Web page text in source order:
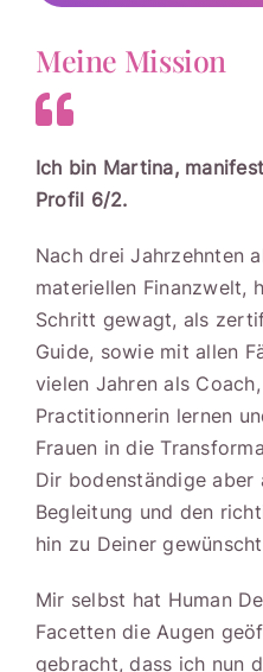
Meine Mission
Ich bin Martina,
Profil 6/2.
Nach drei Jahrzehnten
materiellen Finanzwelt,
Schritt gewagt, als
Guide, sowie mit allen
vielen Jahren als
Practitionnerin lernen
Frauen in die
Dir bodenständige aber
Begleitung und den
hin zu Deiner
Mir selbst hat Human
Facetten die Augen
gebracht, dass ich nun